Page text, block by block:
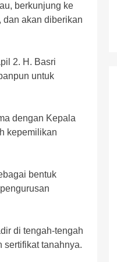
berkunjung ke
dan akan diberikan
2. H. Basri
untuk
dengan Kepala
kepemilikan
bentuk
di tengah-tengah
sertifikat tanahnya.